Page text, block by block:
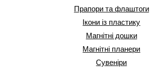
Прапори та флаштоги
Ікони із пластику
Магнітні дошки
Магнітні планери
Сувеніри